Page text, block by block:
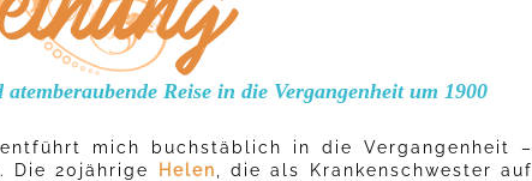
Reise in die Vergangenheit um 1900
mich buchstäblich in die Vergangenheit –
Die 20jährige
Helen
, die als Krankenschwester auf